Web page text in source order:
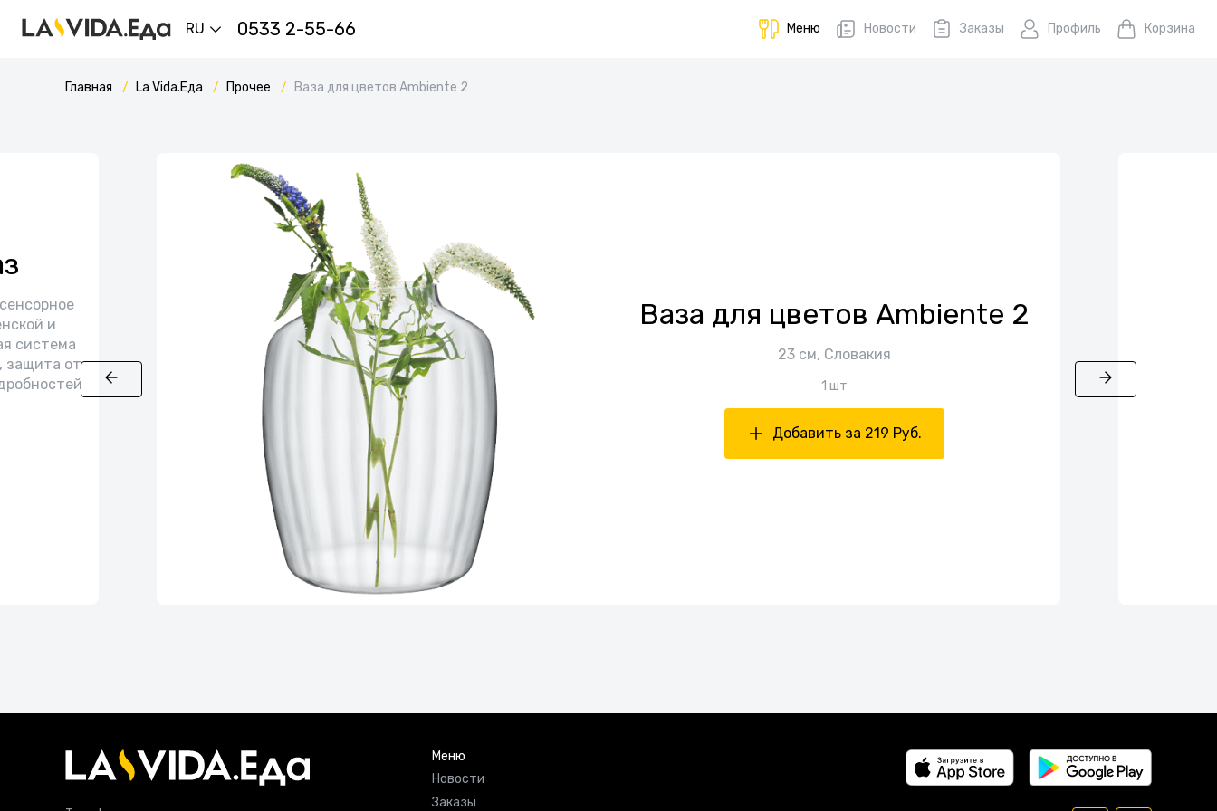
RU 0533 2-55-66 Меню Новости Заказы Профиль Корзина
Главная La Vida.Еда Прочее Ваза для цветов Ambiente 2
и
система
защита от
Ваза для цветов Ambiente 2
23 см, Словакия
1 шт
Добавить за 219 Руб.
Меню
Новости
Заказы